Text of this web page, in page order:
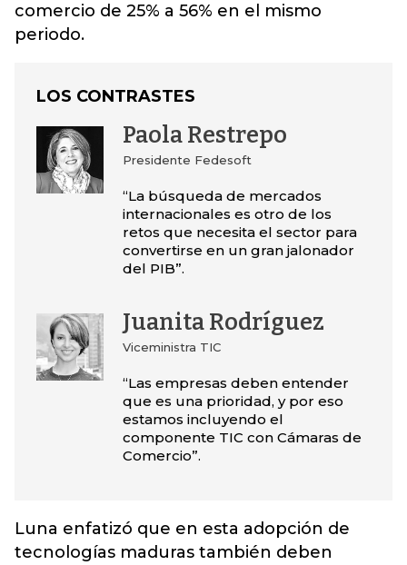
comercio de 25% a 56% en el mismo
periodo.
LOS CONTRASTES
Paola Restrepo
Presidente Fedesoft
“La búsqueda de mercados
internacionales es otro de los
retos que necesita el sector para
convertirse en un gran jalonador
del PIB”.
Juanita Rodríguez
Viceministra TIC
“Las empresas deben entender
que es una prioridad, y por eso
estamos incluyendo el
componente TIC con Cámaras de
Comercio”.
Luna enfatizó que en esta adopción de
tecnologías maduras también deben